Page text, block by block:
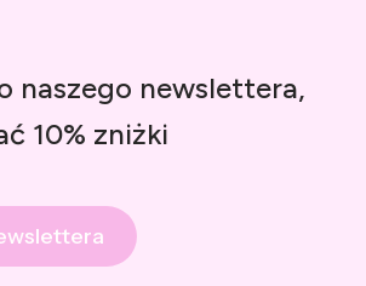
naszego newslettera,
10% zniżki